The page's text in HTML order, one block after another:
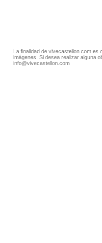
La finalidad de vivecastellon.com
imágenes. Si desea realizar alguna
info@vivecastellon.com